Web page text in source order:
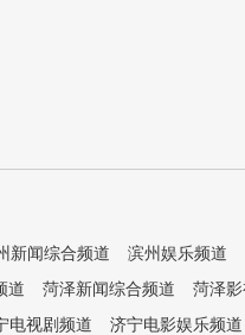
新闻综合频道 滨州娱乐频道
道 菏泽新闻综合频道 菏泽
电视剧频道 济宁电影娱乐频道